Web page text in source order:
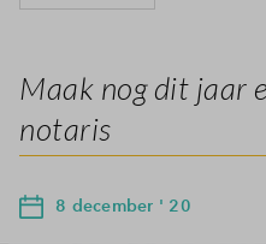
Maak nog dit jaar
notaris
8 december ' 20